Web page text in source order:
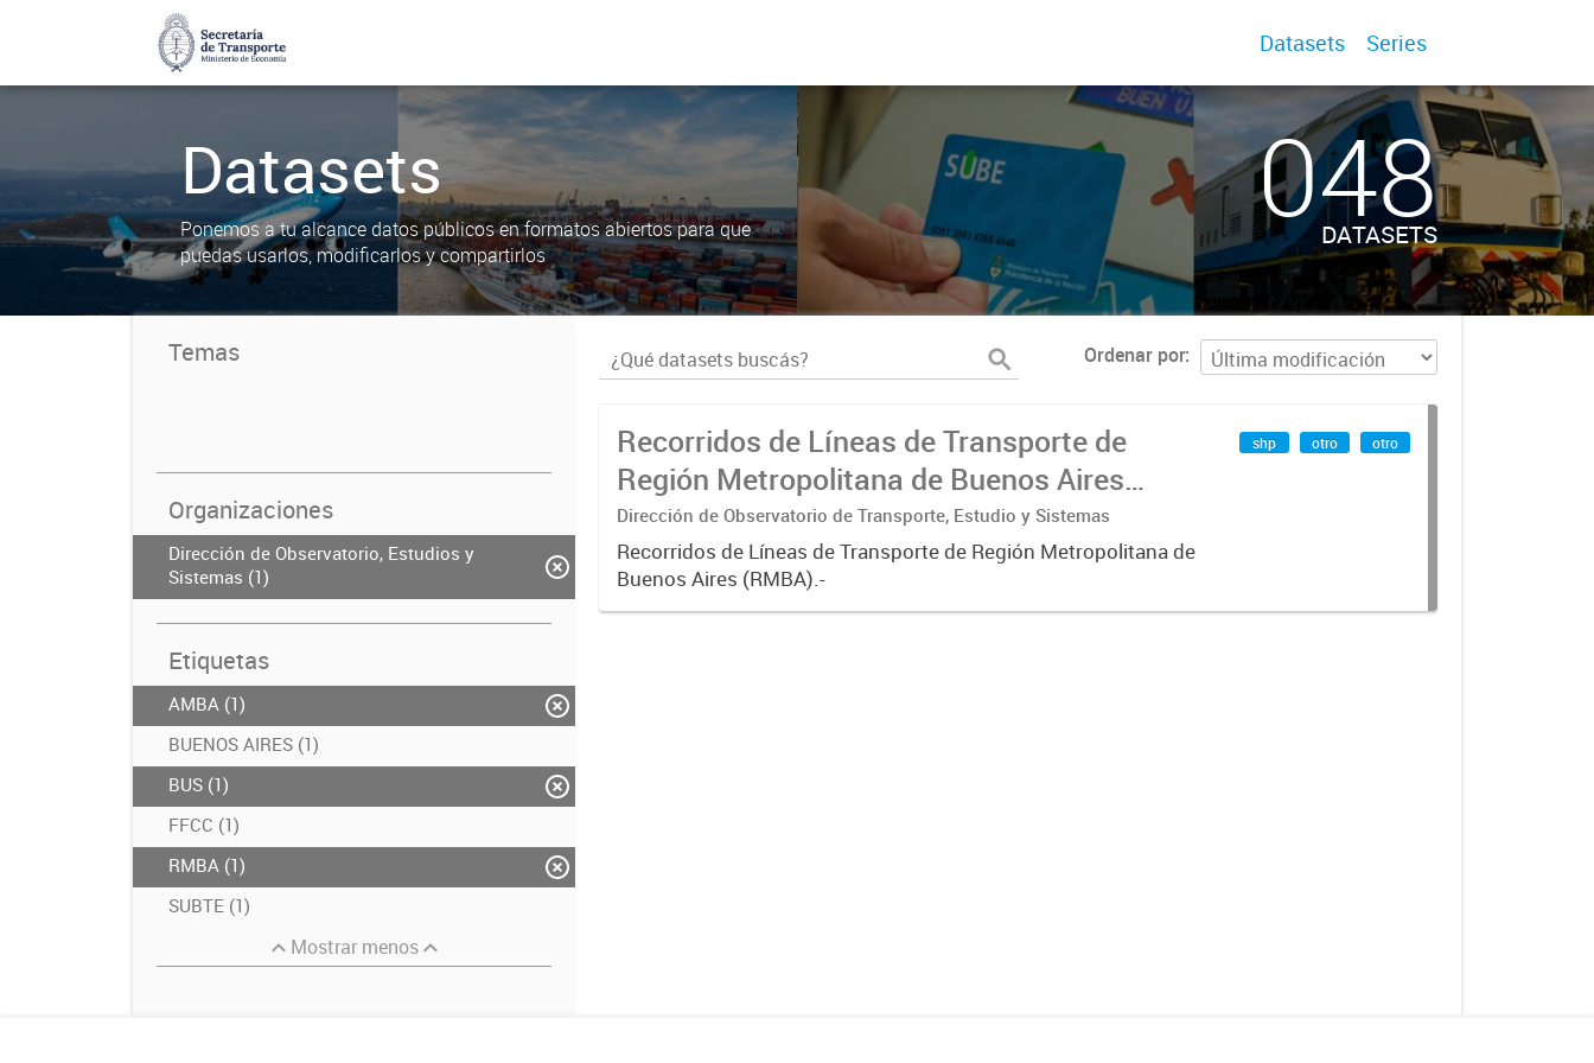
Datasets Series
Datasets
Ponemos a tu alcance datos públicos en formatos abiertos para que
puedas usarlos, modificarlos y compartirlos
048
DATASETS
Temas
Organizaciones
Dirección de Observatorio, Estudios y
Sistemas (1)
Etiquetas
AMBA (1)
BUENOS AIRES (1)
BUS (1)
FFCC (1)
RMBA (1)
SUBTE (1)
Mostrar menos
Ordenar por
Recorridos de Líneas de Transporte de
Región Metropolitana de Buenos Aires
(RMBA)
Dirección de Observatorio de Transporte, Estudio y Sistemas
Recorridos de Líneas de Transporte de Región Metropolitana de
Buenos Aires (RMBA).-
shp otro otro